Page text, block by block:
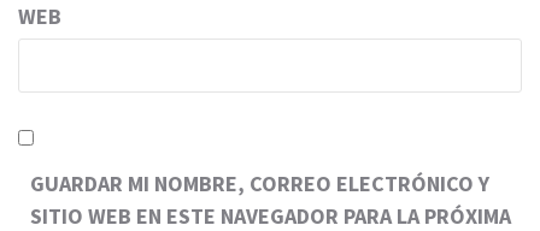
WEB
GUARDAR MI NOMBRE, CORREO ELECTRÓNICO Y
SITIO WEB EN ESTE NAVEGADOR PARA LA PRÓXIMA